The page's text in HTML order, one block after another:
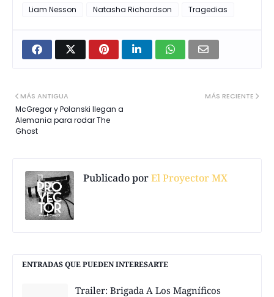
Liam Nesson Natasha Richardson Tragedias
MÁS RECIENTE
MÁS ANTIGUA
McGregor y Polanski llegan a
Alemania para rodar The
Ghost
Publicado porEl Proyector MX
ENTRADAS QUE PUEDEN INTERESARTE
Trailer: Brigada A Los Magníficos